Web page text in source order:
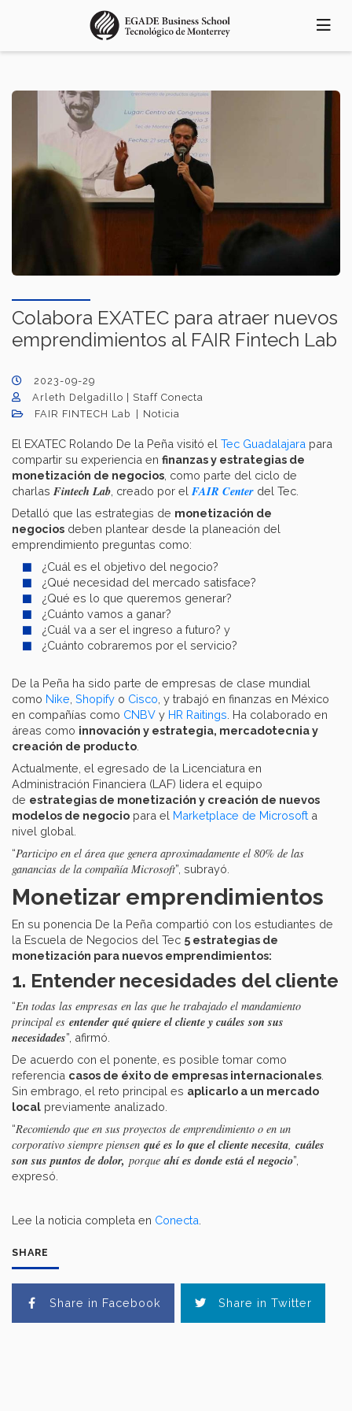
principal
SHARE
Share in Facebook Share in Twitter
Colabora EXATEC para atraer nuevos
emprendimientos al FAIR Fintech Lab
2023-09-29
Arleth Delgadillo | Staff Conecta
FAIR FINTECH Lab
Noticia
El EXATEC Rolando De la Peña visitó el Tec Guadalajara para
compartir su experiencia en finanzas y estrategias de
monetización de negocios , como parte del ciclo de
charlas Fintech Lab , creado por el FAIR Center del Tec.
Detalló que las estrategias de monetización de
negocios deben plantear desde la planeación del
emprendimiento preguntas como:
¿Cuál es el objetivo del negocio?
¿Qué necesidad del mercado satisface?
¿Qué es lo que queremos generar?
¿Cuánto vamos a ganar?
¿Cuál va a ser el ingreso a futuro? y
¿Cuánto cobraremos por el servicio?
De la Peña ha sido parte de empresas de clase mundial
como Nike Shopify o Cisco , y trabajó en finanzas en México
en compañías como CNBV y HR Raitings . Ha colaborado en
áreas como innovación y estrategia, mercadotecnia y
creación de producto
Actualmente, el egresado de la Licenciatura en
Administración Financiera (LAF) lidera el equipo
de estrategias de monetización y creación de nuevos
modelos de negocio para el Marketplace de Microsoft a
nivel global.
“Participo en el área que genera aproximadamente el 80% de las
ganancias de la compañía Microsoft”, subrayó.
Monetizar emprendimientos
En su ponencia De la Peña compartió con los estudiantes de
la Escuela de Negocios del Tec 5 estrategias de
monetización para nuevos emprendimientos:
1. Entender necesidades del cliente
“En todas las empresas en las que he trabajado el mandamiento
principal es entender qué quiere el cliente y cuáles son sus
necesidades”, afirmó.
De acuerdo con el ponente, es posible tomar como
referencia casos de éxito de empresas internacionales
Sin embrago, el reto principal es aplicarlo a un mercado
local previamente analizado.
“Recomiendo que en sus proyectos de emprendimiento o en un
corporativo siempre piensen qué es lo que el cliente necesita cuáles
son sus puntos de dolor, porque ahí es donde está el negocio”,
expresó.
Lee la noticia completa en Conecta